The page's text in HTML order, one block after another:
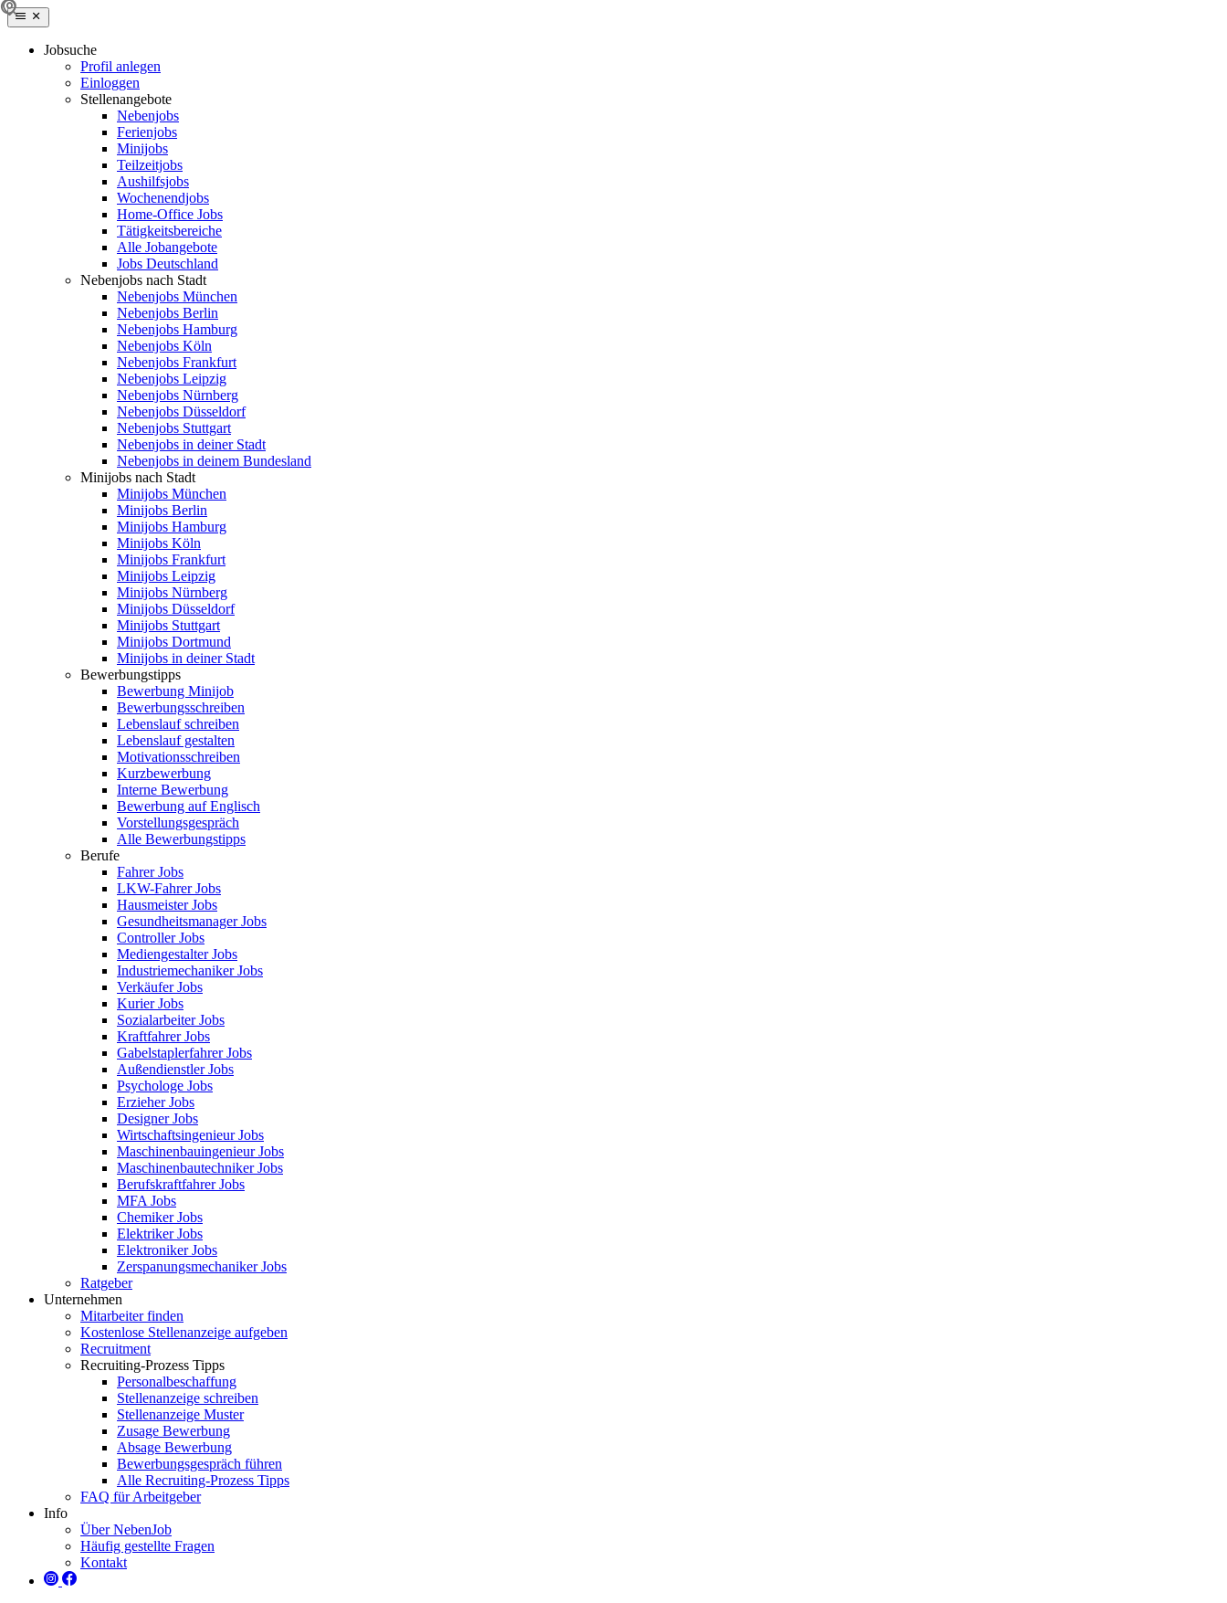
Jobsuche
Profil anlegen
Einloggen
Stellenangebote
Nebenjobs
Ferienjobs
Minijobs
Teilzeitjobs
Aushilfsjobs
Wochenendjobs
Home-Office Jobs
Tätigkeitsbereiche
Alle Jobangebote
Jobs Deutschland
Nebenjobs nach Stadt
Nebenjobs München
Nebenjobs Berlin
Nebenjobs Hamburg
Nebenjobs Köln
Nebenjobs Frankfurt
Nebenjobs Leipzig
Nebenjobs Nürnberg
Nebenjobs Düsseldorf
Nebenjobs Stuttgart
Nebenjobs in deiner Stadt
Nebenjobs in deinem Bundesland
Minijobs nach Stadt
Minijobs München
Minijobs Berlin
Minijobs Hamburg
Minijobs Köln
Minijobs Frankfurt
Minijobs Leipzig
Minijobs Nürnberg
Minijobs Düsseldorf
Minijobs Stuttgart
Minijobs Dortmund
Minijobs in deiner Stadt
Bewerbungstipps
Bewerbung Minijob
Bewerbungsschreiben
Lebenslauf schreiben
Lebenslauf gestalten
Motivationsschreiben
Kurzbewerbung
Interne Bewerbung
Bewerbung auf Englisch
Vorstellungsgespräch
Alle Bewerbungstipps
Berufe
Fahrer Jobs
LKW-Fahrer Jobs
Hausmeister Jobs
Gesundheitsmanager Jobs
Controller Jobs
Mediengestalter Jobs
Industriemechaniker Jobs
Verkäufer Jobs
Kurier Jobs
Sozialarbeiter Jobs
Kraftfahrer Jobs
Gabelstaplerfahrer Jobs
Außendienstler Jobs
Psychologe Jobs
Erzieher Jobs
Designer Jobs
Wirtschaftsingenieur Jobs
Maschinenbauingenieur Jobs
Maschinenbautechniker Jobs
Berufskraftfahrer Jobs
MFA Jobs
Chemiker Jobs
Elektriker Jobs
Elektroniker Jobs
Zerspanungsmechaniker Jobs
Ratgeber
Unternehmen
Mitarbeiter finden
Kostenlose Stellenanzeige aufgeben
Recruitment
Recruiting-Prozess Tipps
Personalbeschaffung
Stellenanzeige schreiben
Stellenanzeige Muster
Zusage Bewerbung
Absage Bewerbung
Bewerbungsgespräch führen
Alle Recruiting-Prozess Tipps
FAQ für Arbeitgeber
Info
Über NebenJob
Häufig gestellte Fragen
Kontakt